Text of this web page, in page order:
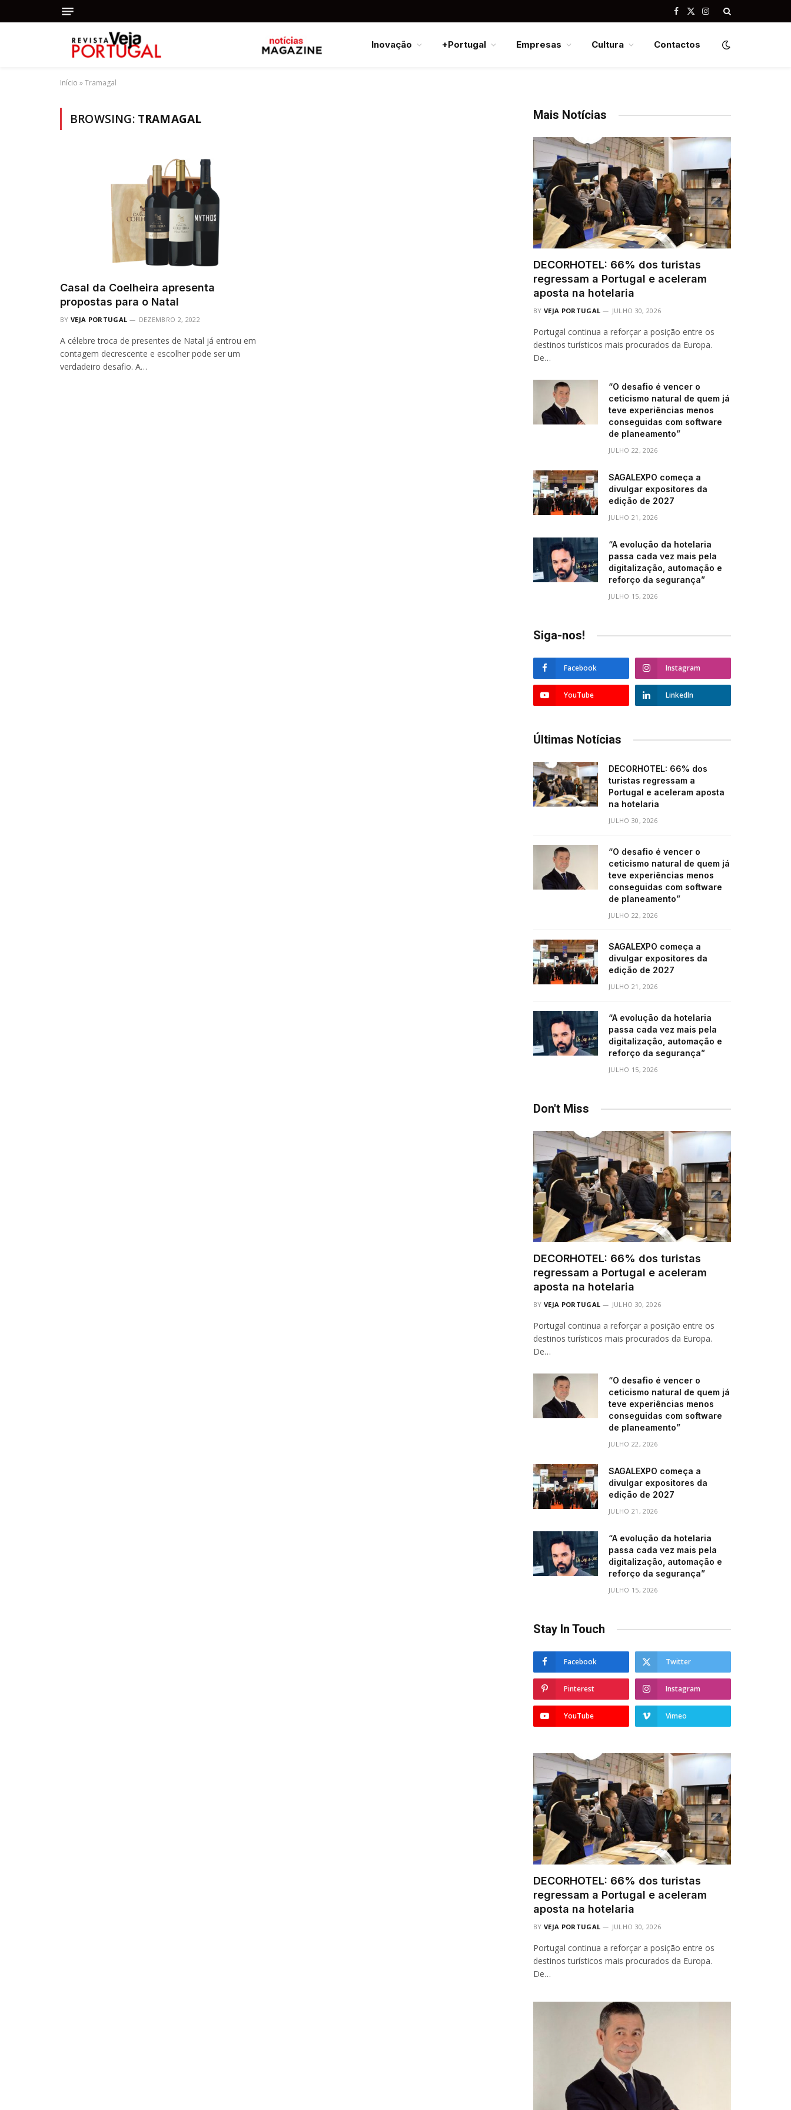
Facebook
X
Instagram
Inovação +Portugal Empresas Cultura Contactos
Início »Tramagal
BROWSING: TRAMAGAL
Casal da Coelheira apresenta
propostas para o Natal
BY VEJA PORTUGAL DEZEMBRO 2, 2022
A célebre troca de presentes de Natal já entrou em
contagem decrescente e escolher pode ser um
verdadeiro desafio. A…
Mais Notícias
DECORHOTEL: 66% dos turistas
regressam a Portugal e aceleram
aposta na hotelaria
BY VEJA PORTUGAL JULHO 30, 2026
Portugal continua a reforçar a posição entre os
destinos turísticos mais procurados da Europa.
De…
“O desafio é vencer o
ceticismo natural de quem já
teve experiências menos
conseguidas com software
de planeamento”
JULHO 22, 2026
SAGALEXPO começa a
divulgar expositores da
edição de 2027
JULHO 21, 2026
“A evolução da hotelaria
passa cada vez mais pela
digitalização, automação e
reforço da segurança”
JULHO 15, 2026
Siga-nos!
Facebook Instagram
YouTube LinkedIn
Últimas Notícias
DECORHOTEL: 66% dos
turistas regressam a
Portugal e aceleram aposta
na hotelaria
JULHO 30, 2026
“O desafio é vencer o
ceticismo natural de quem já
teve experiências menos
conseguidas com software
de planeamento”
JULHO 22, 2026
SAGALEXPO começa a
divulgar expositores da
edição de 2027
JULHO 21, 2026
“A evolução da hotelaria
passa cada vez mais pela
digitalização, automação e
reforço da segurança”
JULHO 15, 2026
Don't Miss
DECORHOTEL: 66% dos turistas
regressam a Portugal e aceleram
aposta na hotelaria
BY VEJA PORTUGAL JULHO 30, 2026
Portugal continua a reforçar a posição entre os
destinos turísticos mais procurados da Europa.
De…
“O desafio é vencer o
ceticismo natural de quem já
teve experiências menos
conseguidas com software
de planeamento”
JULHO 22, 2026
SAGALEXPO começa a
divulgar expositores da
edição de 2027
JULHO 21, 2026
“A evolução da hotelaria
passa cada vez mais pela
digitalização, automação e
reforço da segurança”
JULHO 15, 2026
Stay In Touch
Facebook Twitter
Pinterest Instagram
YouTube Vimeo
DECORHOTEL: 66% dos turistas
regressam a Portugal e aceleram
aposta na hotelaria
BY VEJA PORTUGAL JULHO 30, 2026
Portugal continua a reforçar a posição entre os
destinos turísticos mais procurados da Europa.
De…